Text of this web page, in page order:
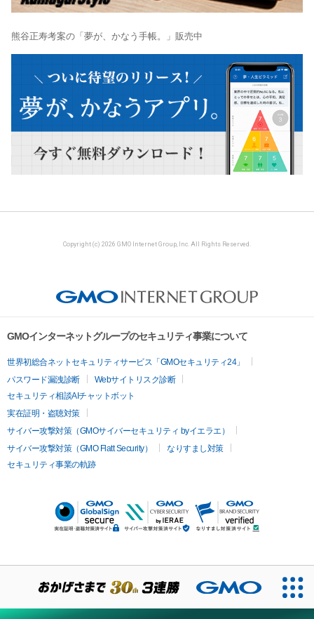
熊谷正寿考案の「夢が、かなう手帳。」販売中
Copyright (c) 2026 GMO Internet Group, Inc. All Rights Reserved.
GMOインターネットグループのセキュリティ事業について
世界初総合ネットセキュリティサービス「GMOセキュリティ24」
パスワード漏洩診断
Webサイトリスク診断
セキュリティ相談AIチャットボット
実在証明・盗聴対策
サイバー攻撃対策（GMOサイバーセキュリティ byイエラエ）
サイバー攻撃対策（GMO Flatt Security）
なりすまし対策
セキュリティ事業の軌跡